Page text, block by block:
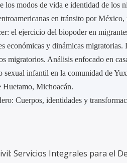
los modos de vida e identidad de los
en tránsito por
el ejercicio del biopoder en
económicas y dinámicas
migratorios. Análisis enfocado en
sexual infantil en la comunidad de
Huetamo, Michoacán.
Cuerpos, identidades y
Servicios Integrales para el